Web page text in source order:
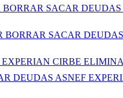
SACAR
SACAR
CIRBE
DEUDAS ASNEF